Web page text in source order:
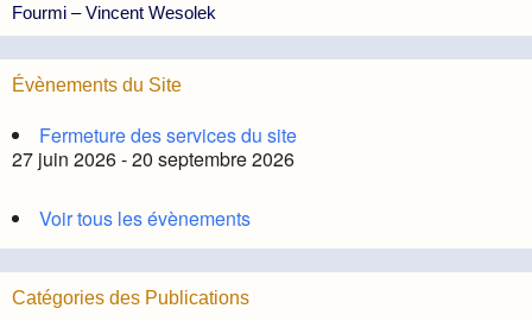
Fourmi – Vincent Wesolek
Évènements du Site
Fermeture des services du site
27 juin 2026 - 20 septembre 2026
Voir tous les évènements
Catégories des Publications